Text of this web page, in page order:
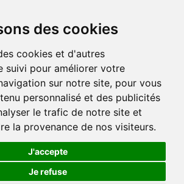
des cookies
cookies et d'autres
suivi pour améliorer votre
sur notre site, pour vous
personnalisé et des publicités
le trafic de notre site et
la provenance de nos visiteurs.
J'accepte
Je refuse